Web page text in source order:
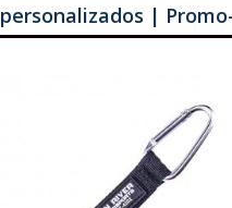
personalizados |